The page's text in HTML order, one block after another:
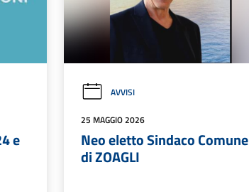
e
AVVISI
25 MAGGIO 2026
Neo eletto Sindaco Comune
di ZOAGLI